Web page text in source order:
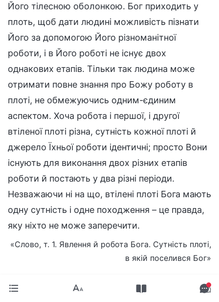
Його тілесною оболонкою. Бог приходить у
плоть, щоб дати людині можливість пізнати
Його за допомогою Його різноманітної
роботи, і в Його роботі не існує двох
однакових етапів. Тільки так людина може
отримати повне знання про Божу роботу в
плоті, не обмежуючись одним-єдиним
аспектом. Хоча робота і першої, і другої
втіленої плоті різна, сутність кожної плоті й
джерело Їхньої роботи ідентичні; просто Вони
існують для виконання двох різних етапів
роботи й постають у два різні періоди.
Незважаючи ні на що, втілені плоті Бога мають
одну сутність і одне походження – це правда,
яку ніхто не може заперечити.
«Слово, т. 1. Явлення й робота Бога. Сутність плоті,
в якій поселився Бог»
Сьогоднішня робота сприяла поступу роботи